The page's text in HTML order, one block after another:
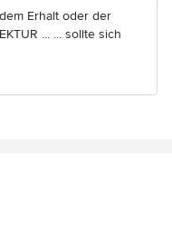
Erhalt oder der
... ... sollte sich
Sternen